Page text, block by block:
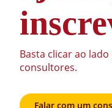
Morfofuncional
Docente
Basta clicar ao
consultores.
Falar com um